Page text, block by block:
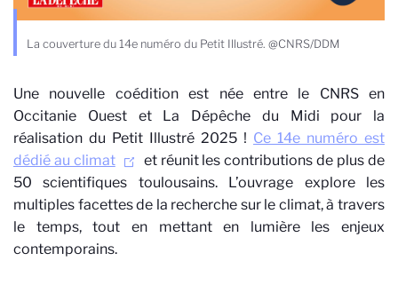
La couverture du 14e numéro du Petit Illustré. @CNRS/DDM
Une nouvelle coédition est née entre le CNRS en
Occitanie Ouest et La Dépêche du Midi pour la
réalisation du Petit Illustré 2025 ! Ce 14e numéro est
dédié au climat
et réunit les contributions de plus de
50 scientifiques toulousains. L’ouvrage explore les
multiples facettes de la recherche sur le climat, à travers
le temps, tout en mettant en lumière les enjeux
contemporains.